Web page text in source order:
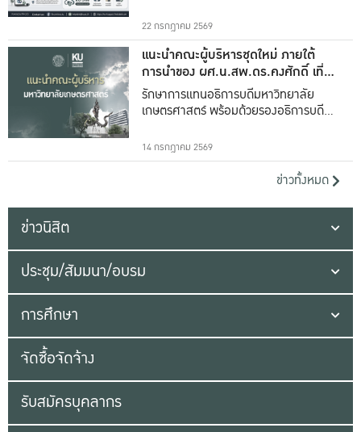
22 กรกฎาคม 2569
แนะนำคณะผู้บริหารชุดใหม่ ภายใต้
การนำของ ผศ.น.สพ.ดร.คงศักดิ์ เที่ยง
ธรรม
รักษาการแทนอธิการบดีมหาวิทยาลัย
เกษตรศาสตร์ พร้อมด้วยรองอธิการบดีทั้ง
14 กรกฎาคม 2569
ข่าวทั้งหมด
ข่าวนิสิต
ประชุม/สัมมนา/อบรม
การศึกษา
จัดซื้อจัดจ้าง
รับสมัครบุคลากร